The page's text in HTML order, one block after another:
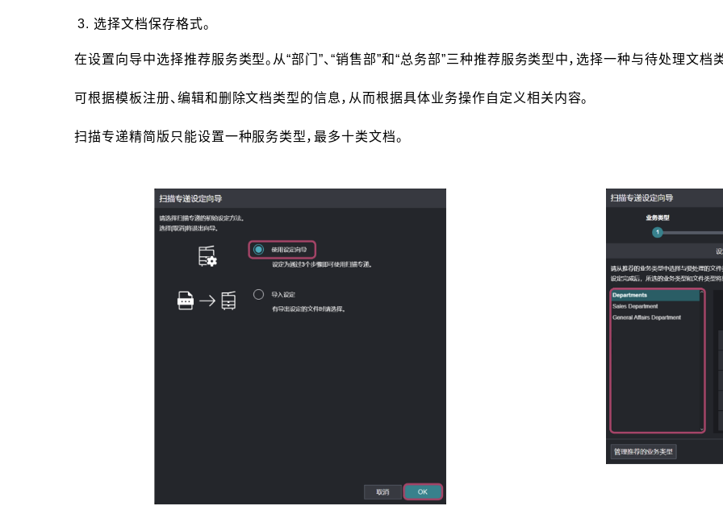
选择文档保存格式。
在设置向导中选择推荐服务类型。从“部门”、“销售部”和“总务部”三种推荐服务类型中，选择一种与待处理文档
可根据模板注册、编辑和删除文档类型的信息，从而根据具体业务操作自定义相关内容。
扫描专递精简版只能设置一种服务类型，最多十类文档。